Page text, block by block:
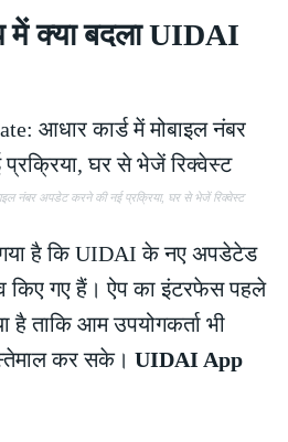
में क्या बदला UIDAI
नंबर अपडेट करने की नई प्रक्रिया, घर से भेजें रिक्वेस्ट
है कि UIDAI के नए अपडेटेड
किए गए हैं। ऐप का इंटरफेस पहले
है ताकि आम उपयोगकर्ता भी
कर सके। UIDAI App